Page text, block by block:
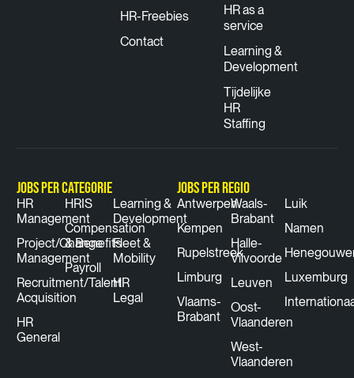
HR-Freebies
Contact
HR as a
service
Learning &
Development
Tijdelijke
HR
Staffing
JOBS PER CATEGORIE
HR
Management
Project/Change
Management
Recruitment/Talent
Acquisition
HR
General
HRIS
Compensation
& Benefits
Payroll
Learning &
Development
Fleet &
Mobility
HR
Legal
JOBS PER REGIO
Antwerpen
Kempen
Rupelstreek
Limburg
Vlaams-
Brabant
Waals-
Brabant
Halle-
Vilvoorde
Leuven
Oost-
Vlaanderen
West-
Vlaanderen
Luik
Namen
Luxemburg